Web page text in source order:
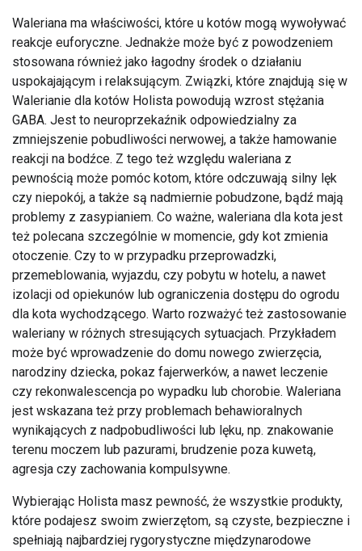
Waleriana ma właściwości, które u kotów mogą wywoływać
reakcje euforyczne. Jednakże może być z powodzeniem
stosowana również jako łagodny środek o działaniu
uspokajającym i relaksującym. Związki, które znajdują się w
Walerianie dla kotów Holista powodują wzrost stężania
GABA. Jest to neuroprzekaźnik odpowiedzialny za
zmniejszenie pobudliwości nerwowej, a także hamowanie
reakcji na bodźce. Z tego też względu waleriana z
pewnością może pomóc kotom, które odczuwają silny lęk
czy niepokój, a także są nadmiernie pobudzone, bądź mają
problemy z zasypianiem. Co ważne, waleriana dla kota jest
też polecana szczególnie w momencie, gdy kot zmienia
otoczenie. Czy to w przypadku przeprowadzki,
przemeblowania, wyjazdu, czy pobytu w hotelu, a nawet
izolacji od opiekunów lub ograniczenia dostępu do ogrodu
dla kota wychodzącego. Warto rozważyć też zastosowanie
waleriany w różnych stresujących sytuacjach. Przykładem
może być wprowadzenie do domu nowego zwierzęcia,
narodziny dziecka, pokaz fajerwerków, a nawet leczenie
czy rekonwalescencja po wypadku lub chorobie. Waleriana
jest wskazana też przy problemach behawioralnych
wynikających z nadpobudliwości lub lęku, np. znakowanie
terenu moczem lub pazurami, brudzenie poza kuwetą,
agresja czy zachowania kompulsywne.
Wybierając Holista masz pewność, że wszystkie produkty,
które podajesz swoim zwierzętom, są czyste, bezpieczne i
spełniają najbardziej rygorystyczne międzynarodowe